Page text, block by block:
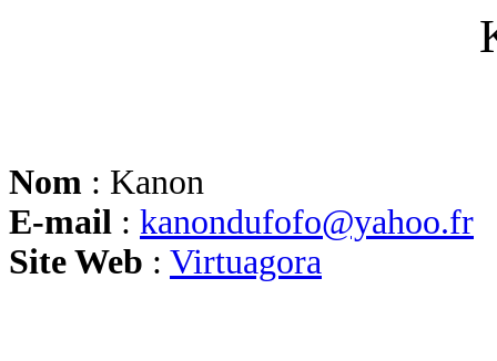
Nom : Kanon
E-mail : kanondufofo@yahoo.fr
Site Web : Virtuagora